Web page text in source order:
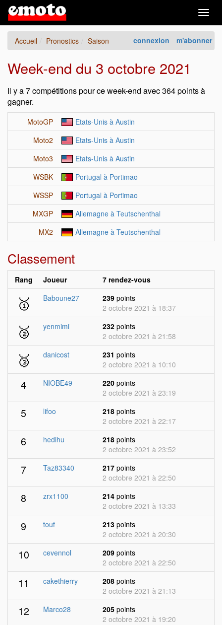
connexion m'abonner
Accueil Pronostics Saison
Week-end du 3 octobre 2021
Il y a 7 compétitions pour ce week-end avec 364 points à
gagner.
MotoGP
Etats-Unis à Austin
Moto2
Etats-Unis à Austin
Moto3
Etats-Unis à Austin
WSBK
Portugal à Portimao
WSSP
Portugal à Portimao
MXGP
Allemagne à Teutschenthal
MX2
Allemagne à Teutschenthal
Classement
Rang Joueur 7 rendez-vous
🥇 Baboune27 239 points
2 octobre 2021 à 18:37
🥈 yenmimi 232 points
2 octobre 2021 à 21:58
🥉 danicost 231 points
2 octobre 2021 à 10:10
4 NIOBE49 220 points
2 octobre 2021 à 23:19
5 lifoo 218 points
2 octobre 2021 à 22:17
6 hedihu 218 points
2 octobre 2021 à 23:52
7 Taz83340 217 points
2 octobre 2021 à 22:50
8 zrx1100 214 points
2 octobre 2021 à 13:33
9 touf 213 points
2 octobre 2021 à 20:30
10 cevennol 209 points
2 octobre 2021 à 22:50
11 cakethierry 208 points
2 octobre 2021 à 21:13
12 Marco28 205 points
2 octobre 2021 à 19:20